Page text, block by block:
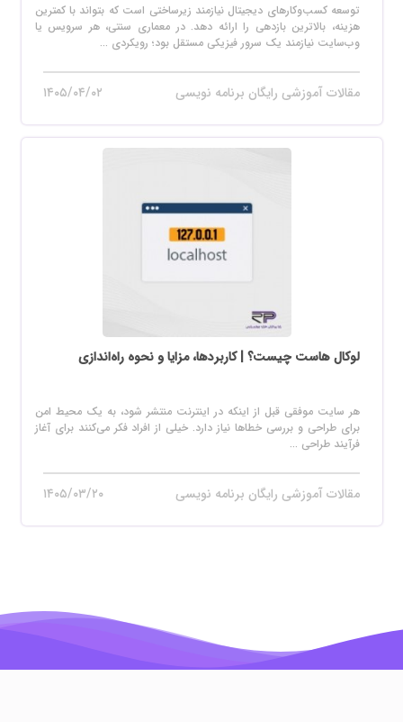
توسعه کسب‌وکارهای دیجیتال نیازمند زیرساختی است که بتواند با کمترین
هزینه، بالاترین بازدهی را ارائه دهد. در معماری سنتی، هر سرویس یا
وب‌سایت نیازمند یک سرور فیزیکی مستقل بود؛ رویکردی ...
مقالات آموزشی رایگان برنامه نویسی ۱۴۰۵/۰۴/۰۲
لوکال هاست چیست؟ | کاربردها، مزایا و نحوه راه‌اندازی
هر سایت موفقی قبل از اینکه در اینترنت منتشر شود، به یک محیط امن
برای طراحی و بررسی خطاها نیاز دارد. خیلی از افراد فکر می‌کنند برای آغاز
فرآیند طراحی ...
مقالات آموزشی رایگان برنامه نویسی ۱۴۰۵/۰۳/۲۰